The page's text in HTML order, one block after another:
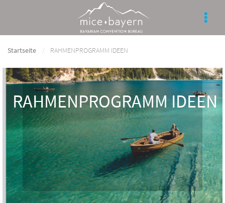
Startseite RAHMENPROGRAMM IDEEN
RAHMENPROGRAMM IDEEN